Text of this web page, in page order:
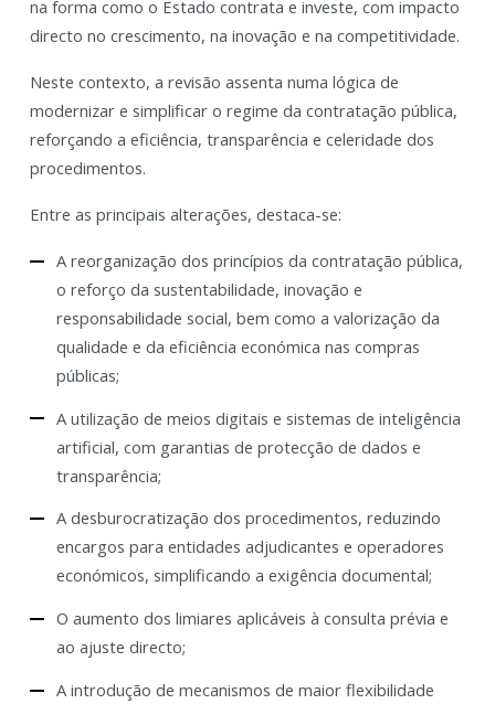
na forma como o Estado contrata e investe, com impacto
directo no crescimento, na inovação e na competitividade.
Neste contexto, a revisão assenta numa lógica de
modernizar e simplificar o regime da contratação pública,
reforçando a eficiência, transparência e celeridade dos
procedimentos.
Entre as principais alterações, destaca-se:
A reorganização dos princípios da contratação pública,
o reforço da sustentabilidade, inovação e
responsabilidade social, bem como a valorização da
qualidade e da eficiência económica nas compras
públicas;
A utilização de meios digitais e sistemas de inteligência
artificial, com garantias de protecção de dados e
transparência;
A desburocratização dos procedimentos, reduzindo
encargos para entidades adjudicantes e operadores
económicos, simplificando a exigência documental;
O aumento dos limiares aplicáveis à consulta prévia e
ao ajuste directo;
A introdução de mecanismos de maior flexibilidade